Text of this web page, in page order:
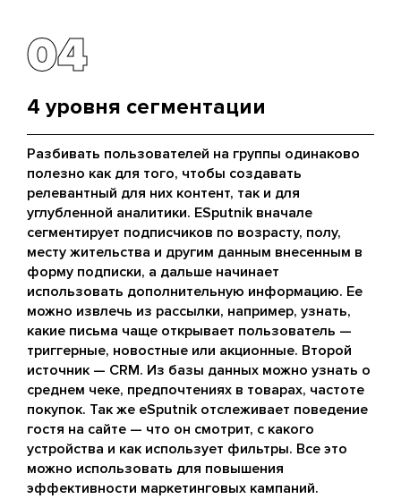
04
04
4 уровня сегментации
Разбивать пользователей на группы одинаково
полезно как для того, чтобы создавать
релевантный для них контент, так и для
углубленной аналитики. ESputnik вначале
сегментирует подписчиков по возрасту, полу,
месту жительства и другим данным внесенным в
форму подписки, а дальше начинает
использовать дополнительную информацию. Ее
можно извлечь из рассылки, например, узнать,
какие письма чаще открывает пользователь —
триггерные, новостные или акционные. Второй
источник — CRM. Из базы данных можно узнать о
среднем чеке, предпочтениях в товарах, частоте
покупок. Так же eSputnik отслеживает поведение
гостя на сайте — что он смотрит, с какого
устройства и как использует фильтры. Все это
можно использовать для повышения
эффективности маркетинговых кампаний.